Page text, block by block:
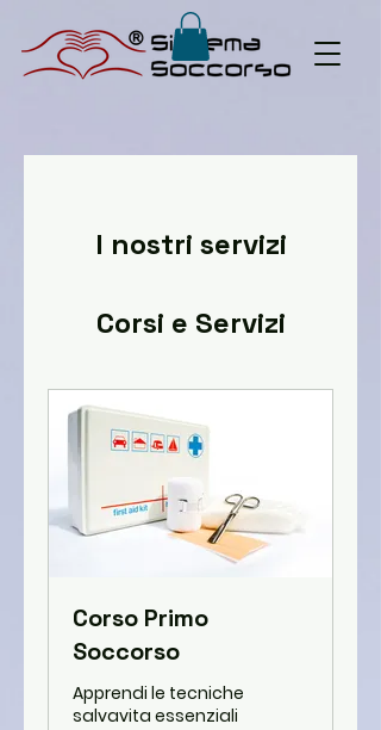
I nostri servizi
Corsi e Servizi
Corso Primo
Soccorso
Apprendi le tecniche
salvavita essenziali